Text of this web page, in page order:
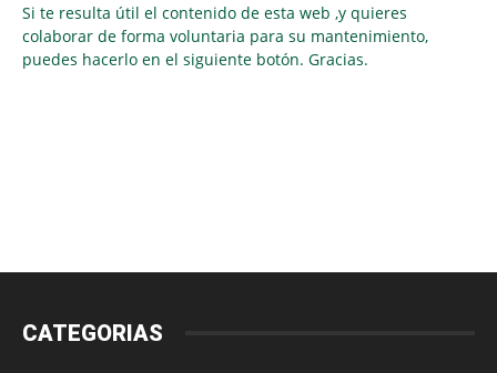
Si te resulta útil el contenido de esta web ,y quieres
colaborar de forma voluntaria para su mantenimiento,
puedes hacerlo en el siguiente botón. Gracias.
CATEGORIAS